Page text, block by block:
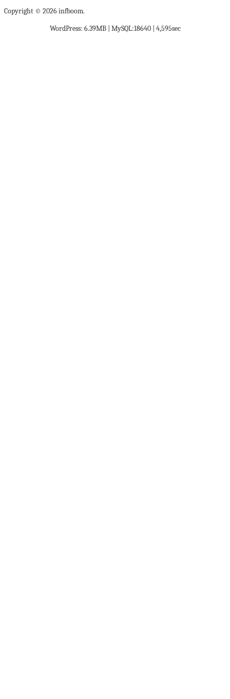
Copyright © 2026 infboom.
WordPress: 6.39MB | MySQL:18640 | 4,595sec